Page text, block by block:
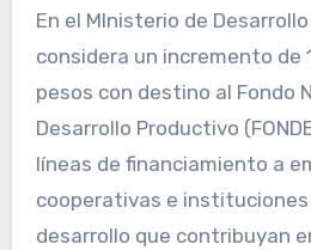
En el MInisterio de
considera un incremento de
pesos con destino al Fondo
Desarrollo Productivo
líneas de financiamiento a
cooperativas e
desarrollo que contribuyan